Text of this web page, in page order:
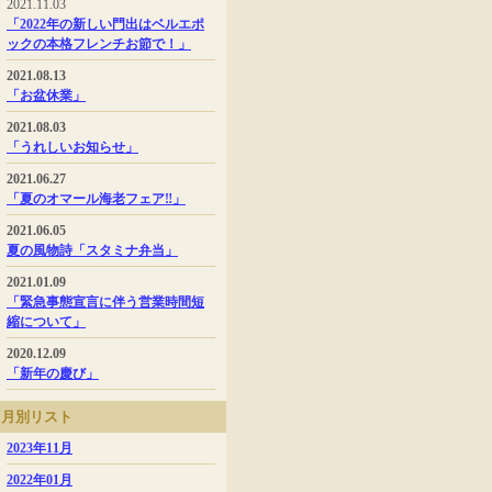
2021.11.03
「2022年の新しい門出はベルエポ
ックの本格フレンチお節で！」
2021.08.13
「お盆休業」
2021.08.03
「うれしいお知らせ」
2021.06.27
「夏のオマール海老フェア‼」
2021.06.05
夏の風物詩「スタミナ弁当」
2021.01.09
「緊急事態宣言に伴う営業時間短
縮について」
2020.12.09
「新年の慶び」
月別リスト
2023年11月
2022年01月